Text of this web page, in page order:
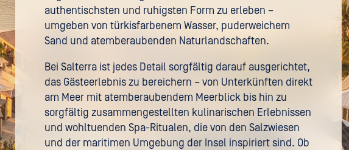
authentischsten und ruhigsten Form zu erleben –
umgeben von türkisfarbenem Wasser, puderweichem
Sand und atemberaubenden Naturlandschaften.
Bei Salterra ist jedes Detail sorgfältig darauf ausgerichtet,
das Gästeerlebnis zu bereichern – von Unterkünften direkt
am Meer mit atemberaubendem Meerblick bis hin zu
sorgfältig zusammengestellten kulinarischen Erlebnissen
und wohltuenden Spa-Ritualen, die von den Salzwiesen
und der maritimen Umgebung der Insel inspiriert sind. Ob